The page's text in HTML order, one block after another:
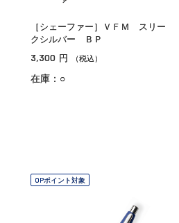
［シェーファー］ＶＦＭ スリー
クシルバー ＢＰ
3,300 円 （税込）
在庫：○
OPポイント対象